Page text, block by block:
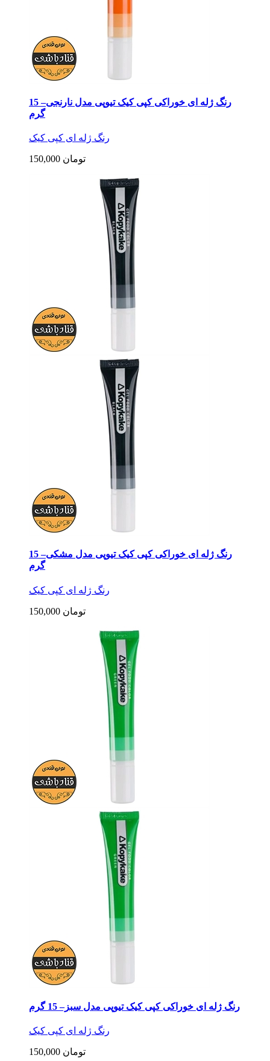
رنگ ژله ای خوراکی کپی کیک تیوپی مدل نارنجی– 15
گرم
رنگ ژله ای کپی کیک
150,000 تومان
رنگ ژله ای خوراکی کپی کیک تیوپی مدل مشکی– 15
گرم
رنگ ژله ای کپی کیک
150,000 تومان
رنگ ژله ای خوراکی کپی کیک تیوپی مدل سبز– 15 گرم
رنگ ژله ای کپی کیک
150,000 تومان